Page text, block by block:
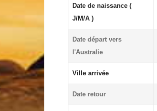
Date de naissance (
J/M/A )
Date départ vers
l'Australie
Ville arrivée
Date retour